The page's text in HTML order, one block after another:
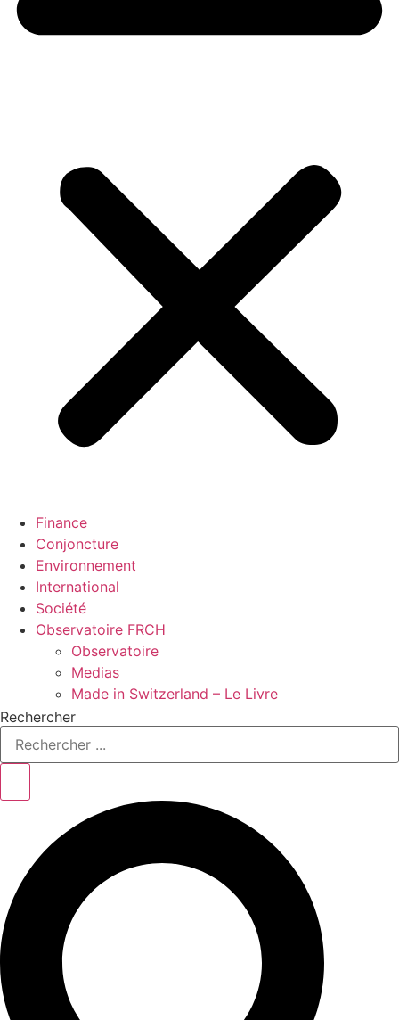
Finance
Conjoncture
Environnement
International
Société
Observatoire FRCH
Observatoire
Medias
Made in Switzerland – Le Livre
Rechercher